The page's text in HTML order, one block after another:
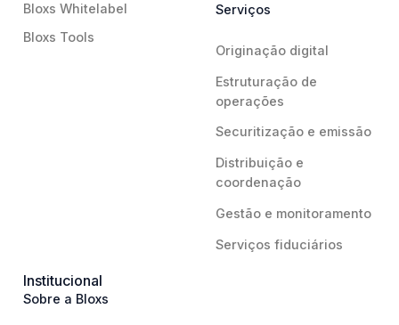
Bloxs Whitelabel
Bloxs Tools
Serviços
Originação digital
Estruturação de
operações
Securitização e emissão
Distribuição e
coordenação
Gestão e monitoramento
Serviços fiduciários
Institucional
Sobre a Bloxs